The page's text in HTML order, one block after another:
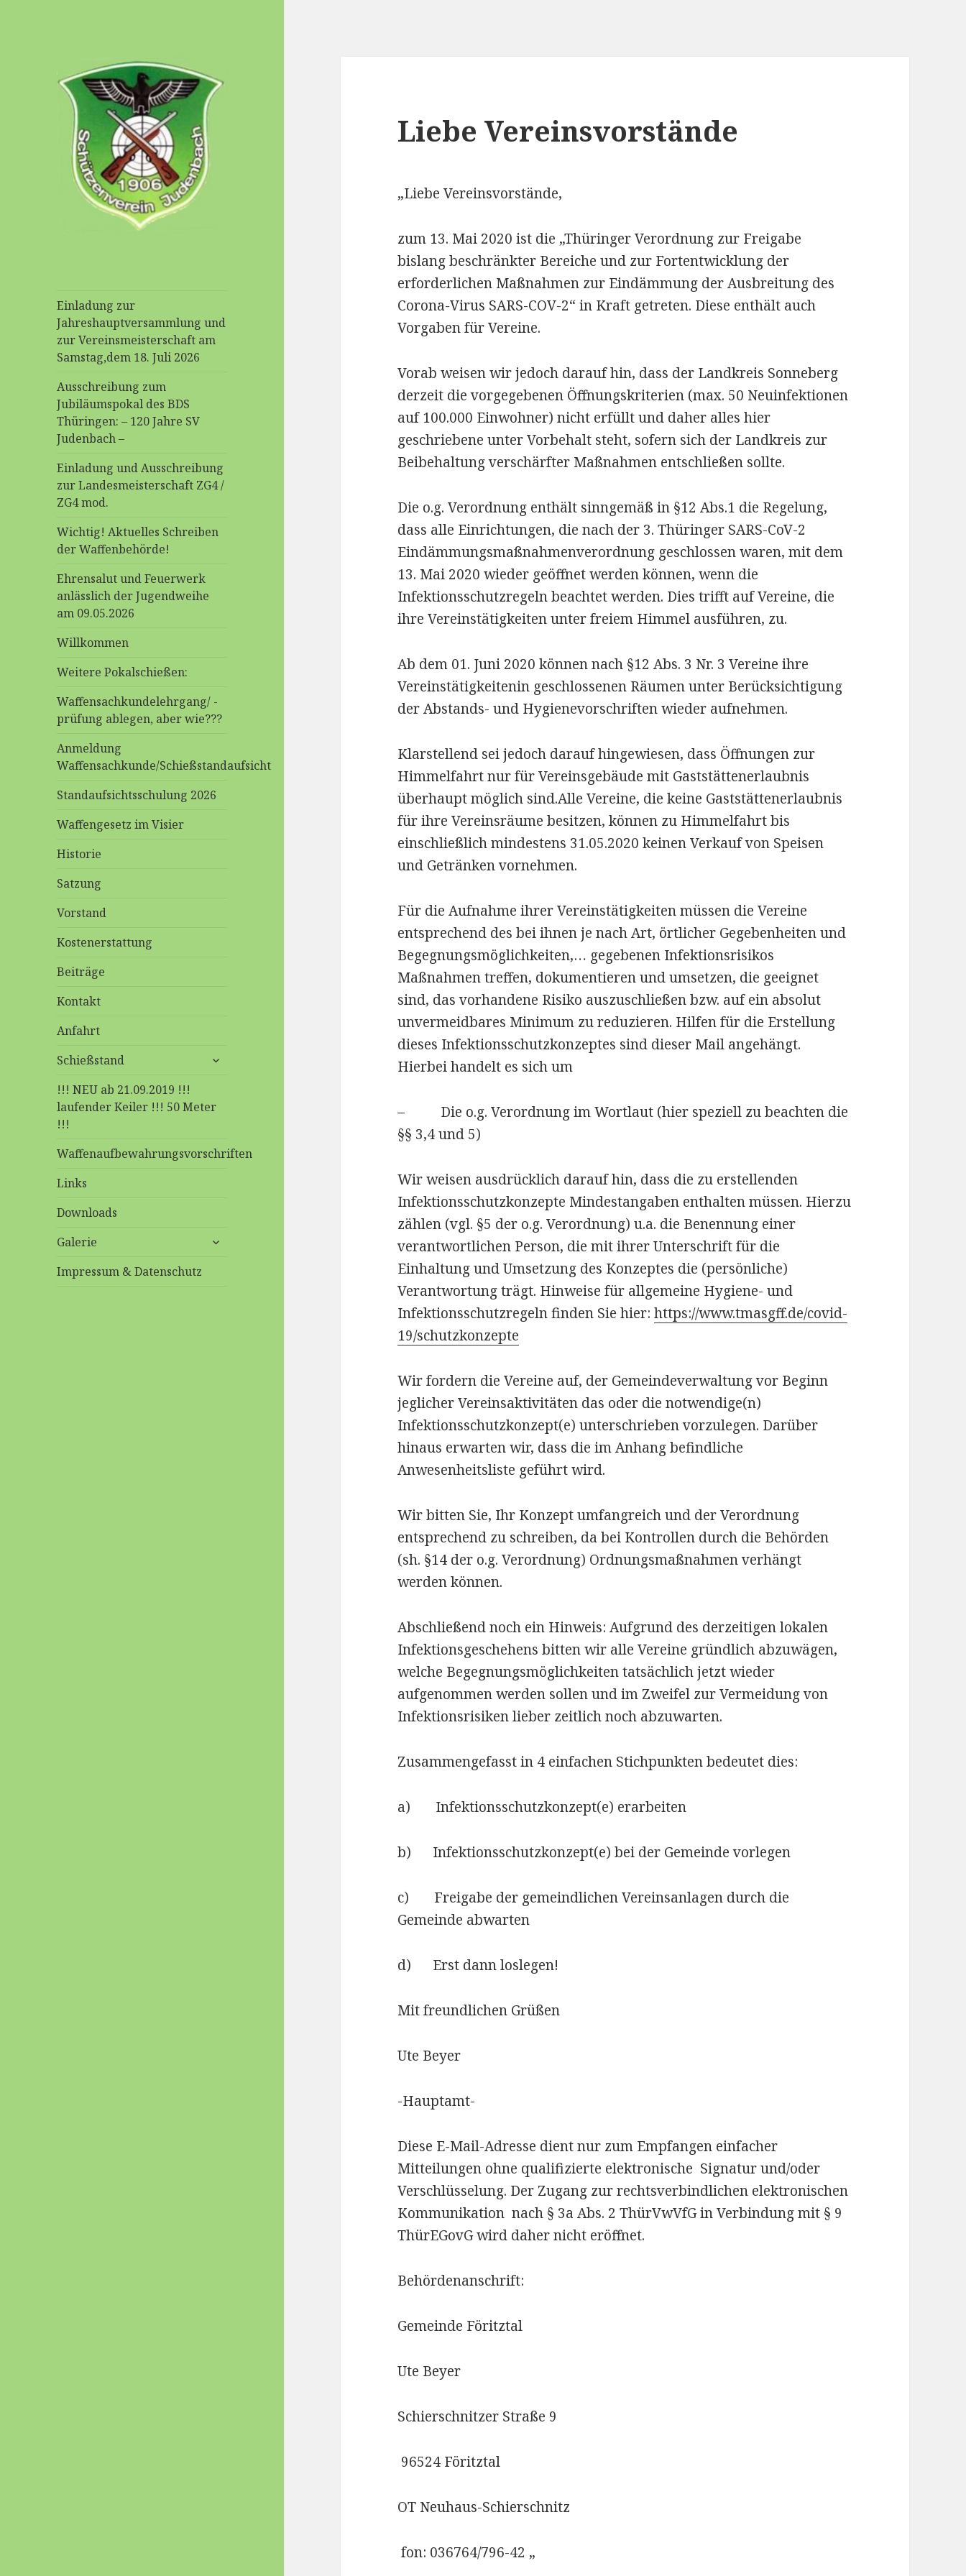
Einladung zur
Jahreshauptversammlung und
zur Vereinsmeisterschaft am
Samstag,dem 18. Juli 2026
Ausschreibung zum
Jubiläumspokal des BDS
Thüringen: – 120 Jahre SV
Judenbach –
Einladung und Ausschreibung
zur Landesmeisterschaft ZG4 /
ZG4 mod.
Wichtig! Aktuelles Schreiben
der Waffenbehörde!
Ehrensalut und Feuerwerk
anlässlich der Jugendweihe
am 09.05.2026
Willkommen
Weitere Pokalschießen:
Waffensachkundelehrgang/ -
prüfung ablegen, aber wie???
Anmeldung
Waffensachkunde/Schießstandaufsicht
Standaufsichtsschulung 2026
Waffengesetz im Visier
Historie
Satzung
Vorstand
Kostenerstattung
Beiträge
Kontakt
Anfahrt
Schießstand
untermenü
!!! NEU ab 21.09.2019 !!!
laufender Keiler !!! 50 Meter
!!!
Waffenaufbewahrungsvorschriften
Links
Downloads
Galerie
untermenü
Impressum & Datenschutz
Liebe Vereinsvorstände
„Liebe Vereinsvorstände,
zum 13. Mai 2020 ist die „Thüringer Verordnung zur Freigabe
bislang beschränkter Bereiche und zur Fortentwicklung der
erforderlichen Maßnahmen zur Eindämmung der Ausbreitung des
Corona-Virus SARS-COV-2“ in Kraft getreten. Diese enthält auch
Vorgaben für Vereine.
Vorab weisen wir jedoch darauf hin, dass der Landkreis Sonneberg
derzeit die vorgegebenen Öffnungskriterien (max. 50 Neuinfektionen
auf 100.000 Einwohner) nicht erfüllt und daher alles hier
geschriebene unter Vorbehalt steht, sofern sich der Landkreis zur
Beibehaltung verschärfter Maßnahmen entschließen sollte.
Die o.g. Verordnung enthält sinngemäß in §12 Abs.1 die Regelung,
dass alle Einrichtungen, die nach der 3. Thüringer SARS-CoV-2
Eindämmungsmaßnahmenverordnung geschlossen waren, mit dem
13. Mai 2020 wieder geöffnet werden können, wenn die
Infektionsschutzregeln beachtet werden. Dies trifft auf Vereine, die
ihre Vereinstätigkeiten unter freiem Himmel ausführen, zu.
Ab dem 01. Juni 2020 können nach §12 Abs. 3 Nr. 3 Vereine ihre
Vereinstätigkeitenin geschlossenen Räumen unter Berücksichtigung
der Abstands- und Hygienevorschriften wieder aufnehmen.
Klarstellend sei jedoch darauf hingewiesen, dass Öffnungen zur
Himmelfahrt nur für Vereinsgebäude mit Gaststättenerlaubnis
überhaupt möglich sind.Alle Vereine, die keine Gaststättenerlaubnis
für ihre Vereinsräume besitzen, können zu Himmelfahrt bis
einschließlich mindestens 31.05.2020 keinen Verkauf von Speisen
und Getränken vornehmen.
Für die Aufnahme ihrer Vereinstätigkeiten müssen die Vereine
entsprechend des bei ihnen je nach Art, örtlicher Gegebenheiten und
Begegnungsmöglichkeiten,… gegebenen Infektionsrisikos
Maßnahmen treffen, dokumentieren und umsetzen, die geeignet
sind, das vorhandene Risiko auszuschließen bzw. auf ein absolut
unvermeidbares Minimum zu reduzieren. Hilfen für die Erstellung
dieses Infektionsschutzkonzeptes sind dieser Mail angehängt.
Hierbei handelt es sich um
– Die o.g. Verordnung im Wortlaut (hier speziell zu beachten die
§§ 3,4 und 5)
Wir weisen ausdrücklich darauf hin, dass die zu erstellenden
Infektionsschutzkonzepte Mindestangaben enthalten müssen. Hierzu
zählen (vgl. §5 der o.g. Verordnung) u.a. die Benennung einer
verantwortlichen Person, die mit ihrer Unterschrift für die
Einhaltung und Umsetzung des Konzeptes die (persönliche)
Verantwortung trägt. Hinweise für allgemeine Hygiene- und
Infektionsschutzregeln finden Sie hier:https://www.tmasgff.de/covid-
19/schutzkonzepte
Wir fordern die Vereine auf, der Gemeindeverwaltung vor Beginn
jeglicher Vereinsaktivitäten das oder die notwendige(n)
Infektionsschutzkonzept(e) unterschrieben vorzulegen. Darüber
hinaus erwarten wir, dass die im Anhang befindliche
Anwesenheitsliste geführt wird.
Wir bitten Sie, Ihr Konzept umfangreich und der Verordnung
entsprechend zu schreiben, da bei Kontrollen durch die Behörden
(sh. §14 der o.g. Verordnung) Ordnungsmaßnahmen verhängt
werden können.
Abschließend noch ein Hinweis: Aufgrund des derzeitigen lokalen
Infektionsgeschehens bitten wir alle Vereine gründlich abzuwägen,
welche Begegnungsmöglichkeiten tatsächlich jetzt wieder
aufgenommen werden sollen und im Zweifel zur Vermeidung von
Infektionsrisiken lieber zeitlich noch abzuwarten.
Zusammengefasst in 4 einfachen Stichpunkten bedeutet dies:
a) Infektionsschutzkonzept(e) erarbeiten
b) Infektionsschutzkonzept(e) bei der Gemeinde vorlegen
c) Freigabe der gemeindlichen Vereinsanlagen durch die
Gemeinde abwarten
d) Erst dann loslegen!
Mit freundlichen Grüßen
Ute Beyer
-Hauptamt-
Diese E-Mail-Adresse dient nur zum Empfangen einfacher
Mitteilungen ohne qualifizierte elektronische Signatur und/oder
Verschlüsselung. Der Zugang zur rechtsverbindlichen elektronischen
Kommunikation nach § 3a Abs. 2 ThürVwVfG in Verbindung mit § 9
ThürEGovG wird daher nicht eröffnet.
Behördenanschrift:
Gemeinde Föritztal
Ute Beyer
Schierschnitzer Straße 9
96524 Föritztal
OT Neuhaus-Schierschnitz
fon: 036764/796-42 „